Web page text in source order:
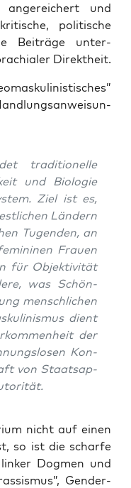
ange­rei­chert und
poli­ti­sche
Bei­trä­ge unter­
Direktheit.
tra­di­tio­nel­le
und Bio­lo­gie
Ziel ist es,
Län­dern
Tugen­den, an
Frau­en
für Objek­ti­vi­tät
was Schön­
mensch­li­chen
dient
der
Kon­
von Staats­ap­
nicht auf einen
so ist die schar­fe
Dog­men und
Gen­der-